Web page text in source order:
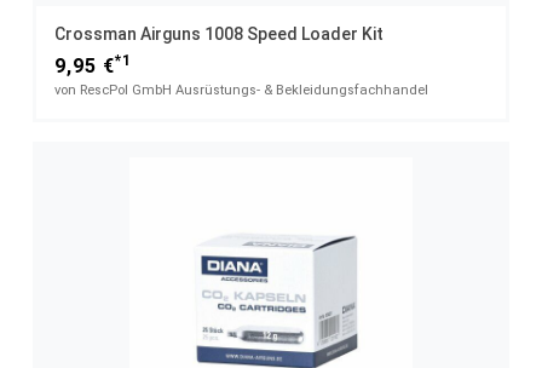
Crossman Airguns 1008 Speed Loader Kit
9,95 €*1
von RescPol GmbH Ausrüstungs- & Bekleidungsfachhandel